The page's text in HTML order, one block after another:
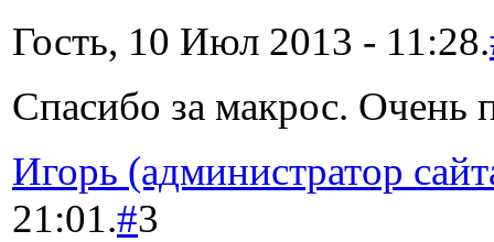
Гость, 10 Июл 2013 - 11:28.
Спасибо за макрос. Очень
Игорь (администратор
21:01.#3